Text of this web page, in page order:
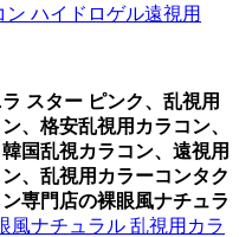
ン ハイドロゲル遠視用
スター ピンク、乱視用
、格安乱視用カラコン、
国乱視カラコン、遠視用
、乱視用カラーコンタク
専門店の裸眼風ナチュラ
風ナチュラル 乱視用カラ